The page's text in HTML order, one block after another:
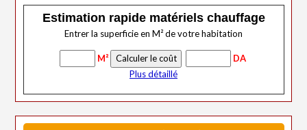
Estimation rapide matériels chauffage
Entrer la superficie en M² de votre habitation
M²
DA
Plus détaillé